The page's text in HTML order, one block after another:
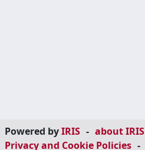
Powered byIRIS - about IRIS
Privacy and Cookie Policies -